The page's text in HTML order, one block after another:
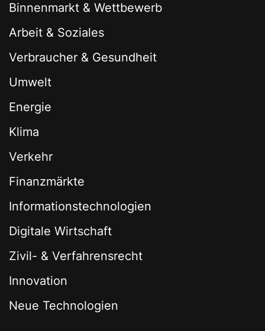
Binnenmarkt & Wettbewerb
Arbeit & Soziales
Verbraucher & Gesundheit
Umwelt
Energie
Klima
Verkehr
Finanzmärkte
Informationstechnologien
Digitale Wirtschaft
Zivil- & Verfahrensrecht
Innovation
Neue Technologien